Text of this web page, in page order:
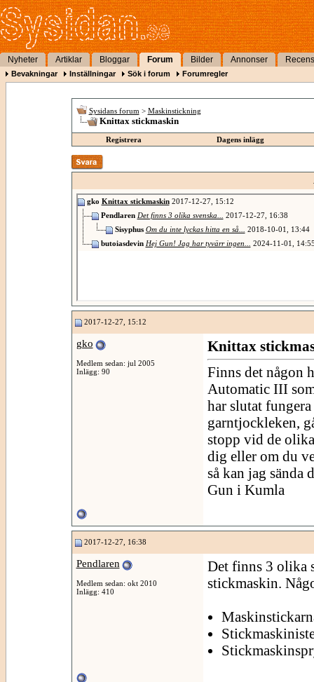
Nyheter Artiklar Bloggar Forum Bilder Annonser
Bevakningar Inställningar Sök i forum Forumregler
Sysidans forum > Maskinstickning
Knittax stickmaskin
Registrera Dagens inlägg
gko Knittax stickmaskin2017-12-27, 15:12
Pendlaren Det finns 3 olika svenska... 2017-12-27, 16:38
Sisyphus Om du inte lyckas hitta en så... 2018-10-01,
13:44
butoiasdevin Hej Gun! Jag har tyvärr ingen... 2024-11-01,
2017-12-27, 15:12
gko
Medlem sedan: jul 2005
Inlägg: 90
Knittax
Finns det någon
Automatic III
har slutat
garntjockleken,
stopp vid de
dig eller om du
så kan jag sända
Gun i Kumla
2017-12-27, 16:38
Pendlaren
Medlem sedan: okt 2010
Inlägg: 410
Det finns 3 olika
stickmaskin.